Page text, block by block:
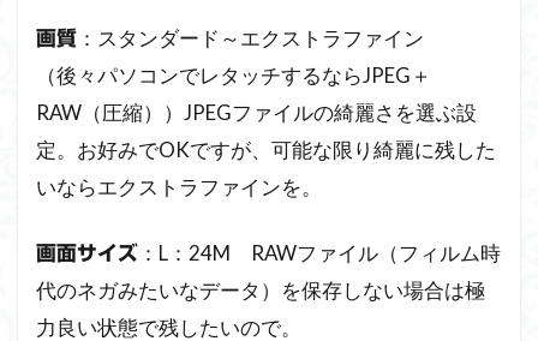
画質 ：スタンダード～エクストラファイン
（後々パソコンでレタッチするならJPEG＋
RAW（圧縮））JPEGファイルの綺麗さを選ぶ設
定。お好みでOKですが、可能な限り綺麗に残した
いならエクストラファインを。
画面サイズ ：L：24M RAWファイル（フィルム時
代のネガみたいなデータ）を保存しない場合は極
力良い状態で残したいので。